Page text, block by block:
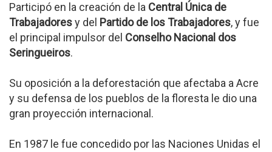
Participó en la creación de la Central Única de
Trabajadoresy del Partido de los Trabajadores, y fue
el principal impulsor del Conselho Nacional dos
Seringueiros.
Su oposición a la deforestación que afectaba a Acre
y su defensa de los pueblos de la floresta le dio una
gran proyección internacional.
En 1987 le fue concedido por las Naciones Unidas el